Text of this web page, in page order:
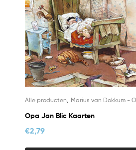
Alle producten Marius van Dokkum -
Opa Jan Blic Kaarten
€2,79